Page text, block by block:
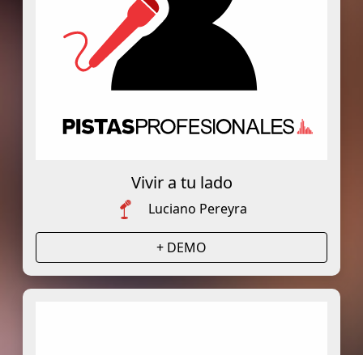
Vivir a tu lado
Luciano Pereyra
+ DEMO